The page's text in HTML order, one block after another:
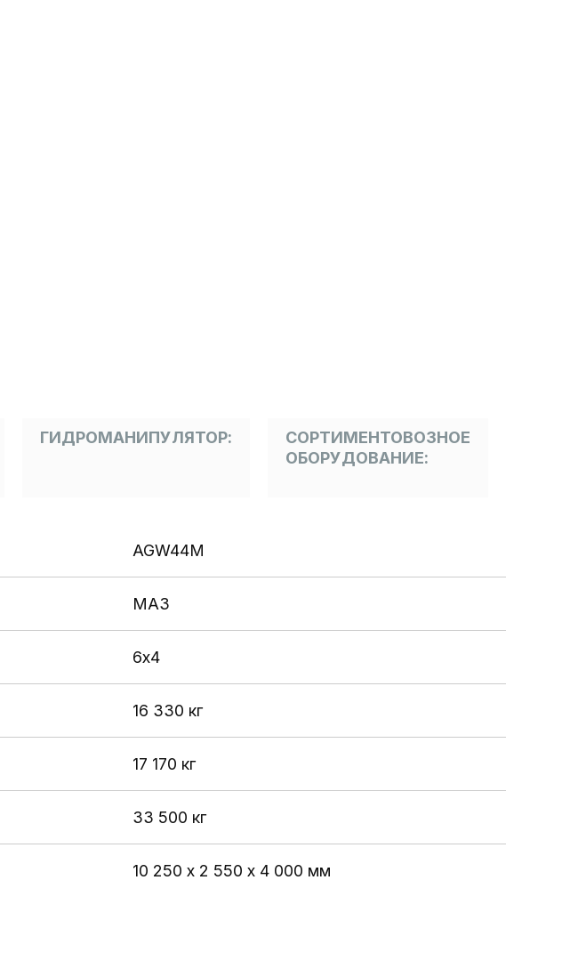
ГИДРОМАНИПУЛЯТОР:
СОРТИМЕНТОВОЗНОЕ
ОБОРУДОВАНИЕ:
AGW44M
МАЗ
6х4
16 330 кг
17 170 кг
33 500 кг
10 250 х 2 550 х 4 000 мм